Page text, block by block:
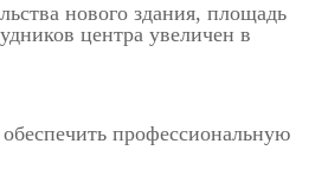
нового здания, площадь
центра увеличен в
профессиональную